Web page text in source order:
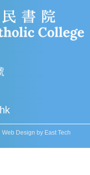
Web Design by East Tech